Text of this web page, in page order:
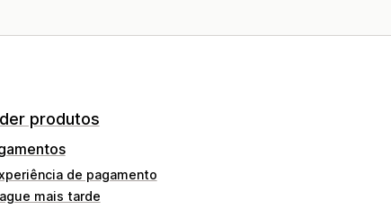
produtos
de pagamento
mais tarde